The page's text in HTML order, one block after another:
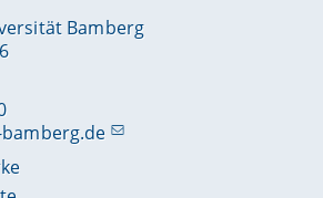
Bamberg